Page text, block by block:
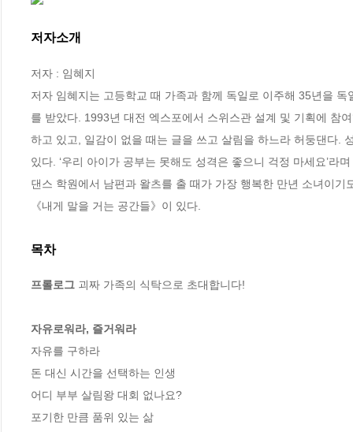
저자소개
저자 : 임혜지
저자 임혜지는 고등학교 때 가족과 함께 독일로 이주해 35년을
를 받았다. 1993년 대전 엑스포에서 스위스관 설계 및 기획에 참
하고 있고, 일감이 없을 때는 글을 쓰고 살림을 하느라 허둥댄다.
있다. ‘우리 아이가 공부는 못해도 성격은 좋으니 걱정 마세요’
댄스 학원에서 남편과 왈츠를 출 때가 가장 행복한 만년 소녀이
《내게 말을 거는 공간들》이 있다.
목차
프롤로그 괴짜 가족의 식탁으로 초대합니다!
자유로워라, 즐거워라
자유를 구하라
돈 대신 시간을 선택하는 인생
어디 부부 살림왕 대회 없나요?
포기한 만큼 품위 있는 삶